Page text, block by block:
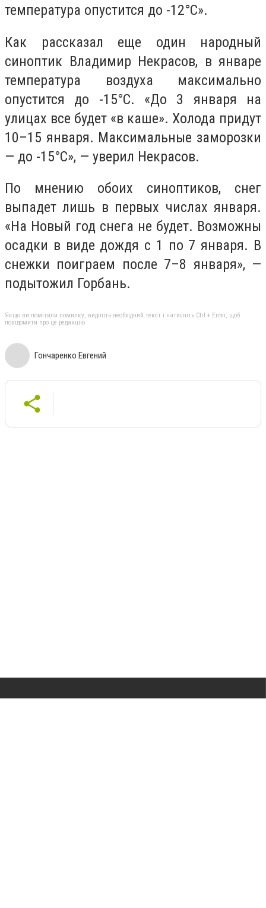
температура опустится до -12°С».
Как рассказал еще один народный
синоптик Владимир Некрасов, в январе
температура воздуха максимально
опустится до -15°C. «До 3 января на
улицах все будет «в каше». Холода придут
10–15 января. Максимальные заморозки
— до -15°C», — уверил Некрасов.
По мнению обоих синоптиков, снег
выпадет лишь в первых числах января.
«На Новый год снега не будет. Возможны
осадки в виде дождя с 1 по 7 января. В
снежки поиграем после 7–8 января», —
подытожил Горбань.
Якщо ви помітили помилку, виділіть необхідний текст і натисніть Ctrl + Enter, щоб
повідомити про це редакцію
Гончаренко Евгений